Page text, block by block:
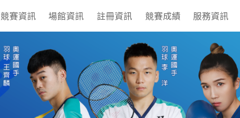
競賽資訊 場館資訊 註冊資訊 競賽成績 服務資訊